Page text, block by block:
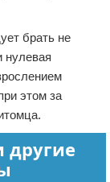
брать не
нулевая
этом за
другие